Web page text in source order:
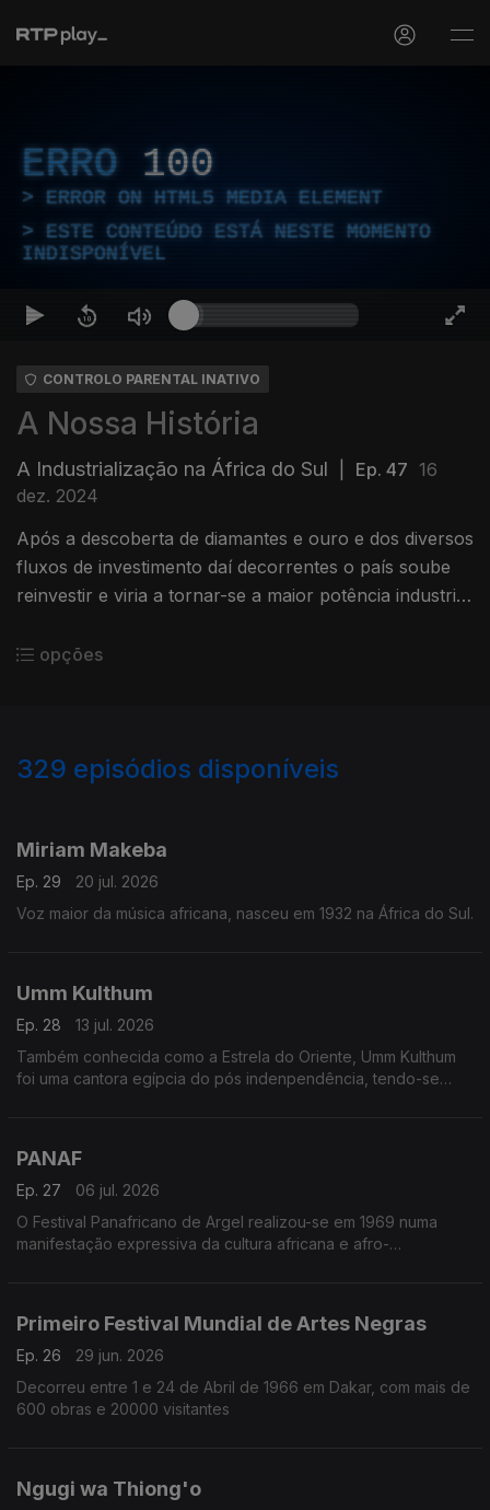
ERRO 100
ERROR ON HTML5 MEDIA ELEMENT
ESTE CONTEÚDO ESTÁ NESTE MOMENTO
INDISPONÍVEL
CONTROLO PARENTAL INATIVO
A Nossa História
A Industrialização na África do Sul Ep. 47 16
dez. 2024
Após a descoberta de diamantes e ouro e dos diversos
fluxos de investimento daí decorrentes o país soube
reinvestir e viria a tornar-se a maior potência industrial
opções
329 episódios disponíveis
Miriam Makeba
Ep. 29
20 jul. 2026
Voz maior da música africana, nasceu em 1932 na África do Sul.
Umm Kulthum
Ep. 28
13 jul. 2026
Também conhecida como a Estrela do Oriente, Umm Kulthum
foi uma cantora egípcia do pós indenpendência, tendo-se
PANAF
Ep. 27
06 jul. 2026
O Festival Panafricano de Argel realizou-se em 1969 numa
manifestação expressiva da cultura africana e afro-
Primeiro Festival Mundial de Artes Negras
Ep. 26
29 jun. 2026
Decorreu entre 1 e 24 de Abril de 1966 em Dakar, com mais de
600 obras e 20000 visitantes
Ngugi wa Thiong'o